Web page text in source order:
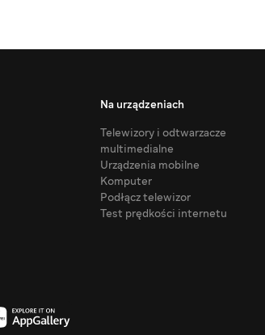
Na urządzeniach
Telewizory i odtwarzacze
multimedialne
Urządzenia mobilne
Komputer
Podłącz telewizor
Test prędkości internetu